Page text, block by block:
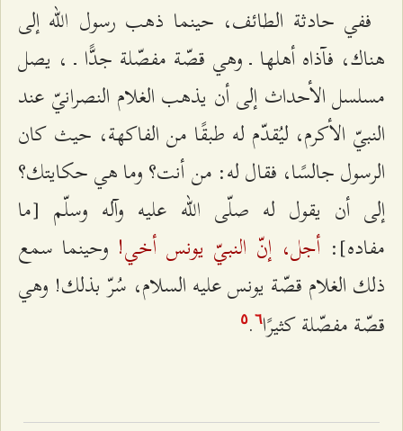
ففي حادثة الطائف، حينما ذهب رسول الله إلى
هناك، فآذاه أهلها ـ وهي قصّة مفصّلة جدًّا ـ ، يصل
مسلسل الأحداث إلى أن يذهب الغلام النصرانيّ عند
النبيّ الأكرم، ليُقدّم له طبقًا من الفاكهة، حيث كان
الرسول جالسًا، فقال له: من أنت؟ وما هي حكايتك؟
إلى أن يقول له صلّى الله عليه وآله وسلّم [ما
مفاده]: أجل، إنّ النبيّ يونس أخي! وحينما سمع
ذلك الغلام قصّة يونس عليه السلام، سُرّ بذلك! وهي
قصّة مفصّلة كثيرًا
٥.٦